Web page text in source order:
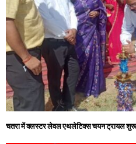
चतरा में क्लस्टर लेवल एथलेटिक्स चयन ट्रायल